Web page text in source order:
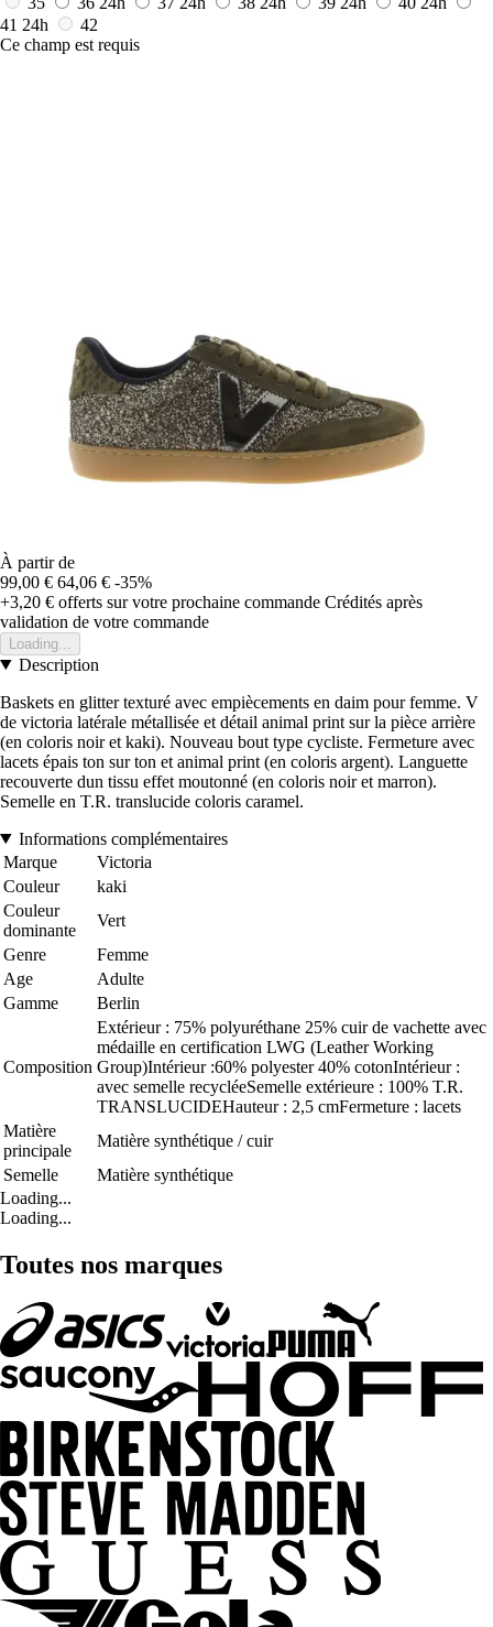
41 24h
42
Ce champ est requis
À partir de
99,00 € 64,06 € -35%
+3,20 € offerts sur votre prochaine commande Crédités après
validation de votre commande
Loading...
Description
Baskets en glitter texturé avec empiècements en daim pour femme. V
de victoria latérale métallisée et détail animal print sur la pièce arrière
(en coloris noir et kaki). Nouveau bout type cycliste. Fermeture avec
lacets épais ton sur ton et animal print (en coloris argent). Languette
recouverte dun tissu effet moutonné (en coloris noir et marron).
Semelle en T.R. translucide coloris caramel.
Informations complémentaires
Marque
Victoria
Couleur
kaki
Couleur
dominante
Vert
Genre
Femme
Age
Adulte
Gamme
Berlin
Composition
Extérieur : 75% polyuréthane 25% cuir de vachette avec
médaille en certification LWG (Leather Working
Group)Intérieur :60% polyester 40% cotonIntérieur :
avec semelle recycléeSemelle extérieure : 100% T.R.
TRANSLUCIDEHauteur : 2,5 cmFermeture : lacets
Matière
principale
Matière synthétique / cuir
Semelle
Matière synthétique
Loading...
Loading...
Toutes nos marques